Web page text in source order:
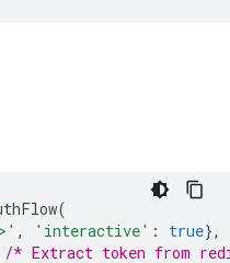
(
, 'interactive' : true},
/* Extract token from